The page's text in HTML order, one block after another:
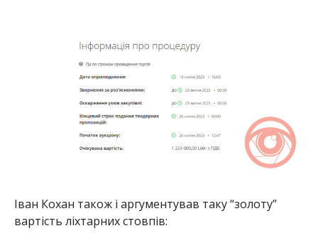
Іван Кохан також і аргументував таку “золоту”
вартість ліхтарних стовпів: